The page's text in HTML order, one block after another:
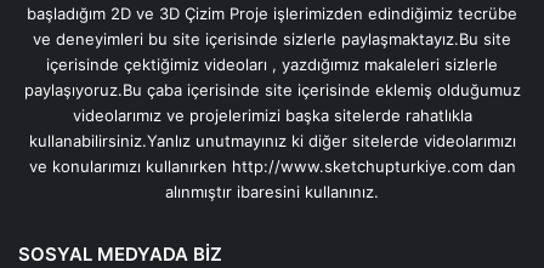
başladığım 2D ve 3D Çizim Proje işlerimizden edindiğimiz tecrübe
ve deneyimleri bu site içerisinde sizlerle paylaşmaktayız.Bu site
içerisinde çektiğimiz videoları , yazdığımız makaleleri sizlerle
paylaşıyoruz.Bu çaba içerisinde site içerisinde eklemiş olduğumuz
videolarımız ve projelerimizi başka sitelerde rahatlıkla
kullanabilirsiniz.Yanlız unutmayınız ki diğer sitelerde videolarımızı
ve konularımızı kullanırken http://www.sketchupturkiye.com dan
alınmıştır ibaresini kullanınız.
SOSYAL MEDYADA BİZ